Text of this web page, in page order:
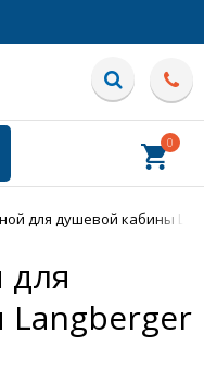
0
для душевой кабины